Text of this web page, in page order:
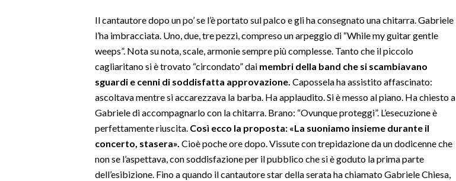
Il cantautore dopo un po’ se l’è portato sul palco e gli ha consegnato una chitarra. Gabriele
l’ha imbracciata. Uno, due, tre pezzi, compreso un arpeggio di “While my guitar gentle
weeps”. Nota su nota, scale, armonie sempre più complesse. Tanto che il piccolo
cagliaritano si è trovato “circondato” dai membri della band che si scambiavano
sguardi e cenni di soddisfatta approvazione. Capossela ha assistito affascinato:
ascoltava mentre si accarezzava la barba. Ha applaudito. Si è messo al piano. Ha chiesto a
Gabriele di accompagnarlo con la chitarra. Brano: “Ovunque proteggi”. L’esecuzione è
perfettamente riuscita. Così ecco la proposta: «La suoniamo insieme durante il
concerto, stasera». Cioè poche ore dopo. Vissute con trepidazione da un dodicenne che
non se l’aspettava, con soddisfazione per il pubblico che si è goduto la prima parte
dell’esibizione. Fino a quando il cantautore star della serata ha chiamato Gabriele Chiesa,